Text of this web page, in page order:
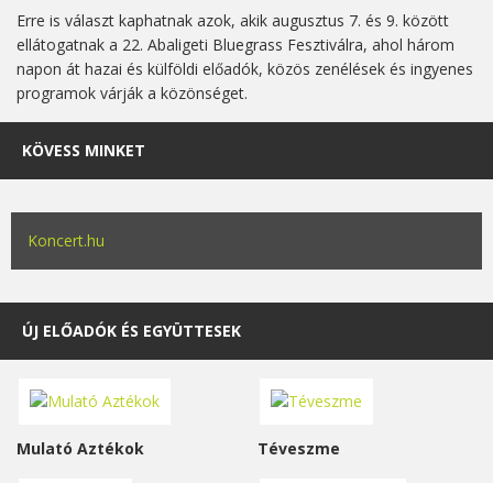
Erre is választ kaphatnak azok, akik augusztus 7. és 9. között
ellátogatnak a 22. Abaligeti Bluegrass Fesztiválra, ahol három
napon át hazai és külföldi előadók, közös zenélések és ingyenes
programok várják a közönséget.
KÖVESS MINKET
Koncert.hu
ÚJ ELŐADÓK ÉS EGYÜTTESEK
Mulató Aztékok Téveszme